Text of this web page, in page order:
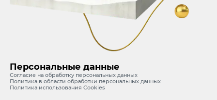
Персональные данные
Согласие на обработку персональных данных
Политика в области обработки персональных данных
Политика использования Cookies